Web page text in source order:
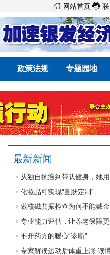
 网站首页 
政策法规 专题园地
最新新闻
从独自抗癌到带队健身，她
化妆品可实现“量肤定制”
做核磁共振检查为何不能戴
专业能力评估，让养老保障
不开药方的暖心“诊断”
专家解读运动后体重上涨 读